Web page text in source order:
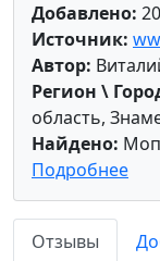
Добавлено:
Источник:
Автор:
Регион \
область,
Найдено:
Подробнее
Отзывы